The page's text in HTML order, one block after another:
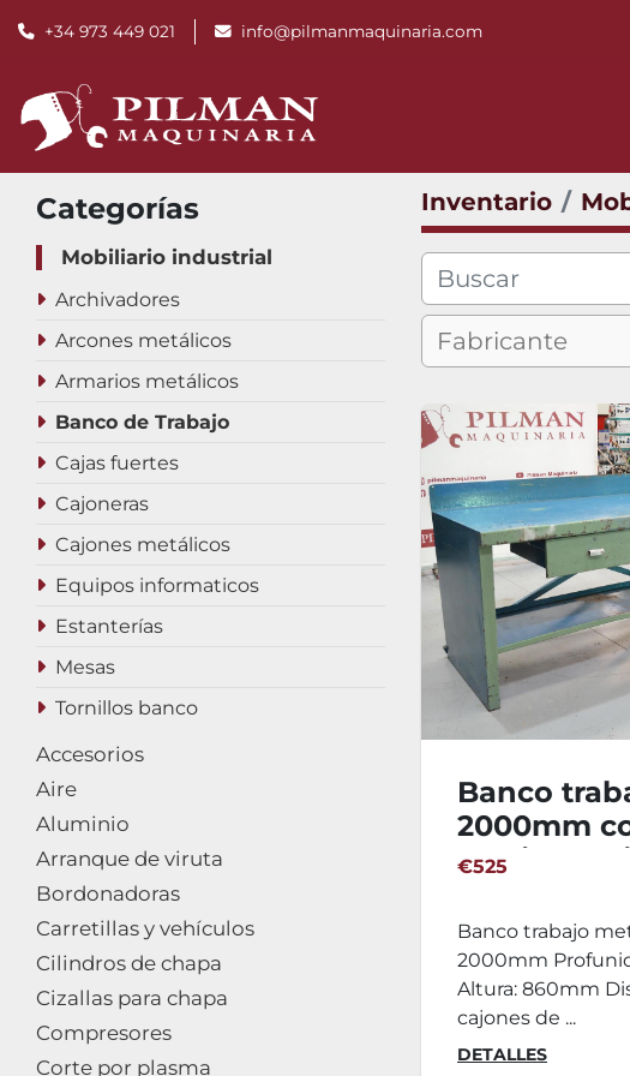
+34 973 449 021 info@pilmanmaquinaria.com
Categorías
Mobiliario industrial
Archivadores
Arcones metálicos
Armarios metálicos
Banco de Trabajo
Cajas fuertes
Cajoneras
Cajones metálicos
Equipos informaticos
Estanterías
Mesas
Tornillos banco
Accesorios
Aire
Aluminio
Arranque de viruta
Bordonadoras
Carretillas y vehículos
Cilindros de chapa
Cizallas para chapa
Compresores
Corte por plasma
Inventario
Banco
2000mm
tornillo
€525
Banco trabajo
2000mm
Altura: 860mm
cajones de ...
DETALLES